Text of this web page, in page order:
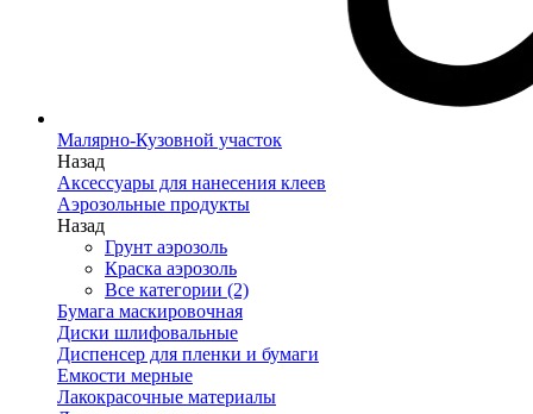
Малярно-Кузовной участок
Назад
Аксессуары для нанесения клеев
Аэрозольные продукты
Назад
Грунт аэрозоль
Краска аэрозоль
Все категории (2)
Бумага маскировочная
Диски шлифовальные
Диспенсер для пленки и бумаги
Емкости мерные
Лакокрасочные материалы